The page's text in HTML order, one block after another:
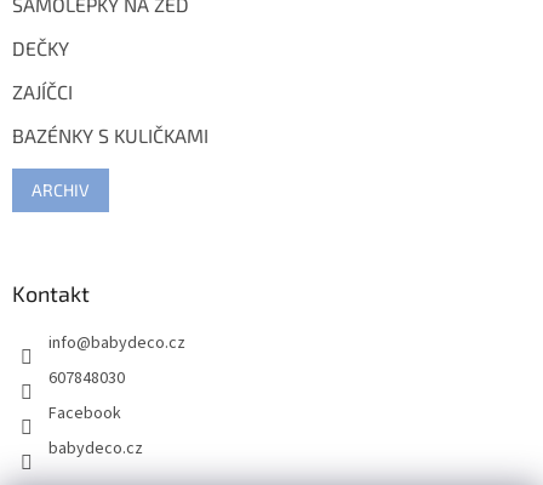
DEČKY
ZAJÍČCI
BAZÉNKY S KULIČKAMI
ARCHIV
Kontakt
info@babydeco.cz
607848030
Facebook
babydeco.cz